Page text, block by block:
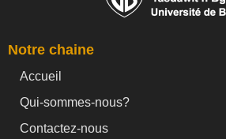
Notre chaine
Accueil
Qui-sommes-nous?
Contactez-nous